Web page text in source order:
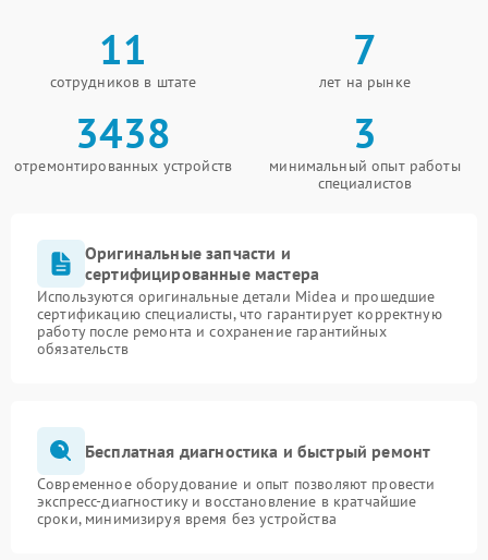
11
сотрудников в штате
7
лет на рынке
3438
отремонтированных устройств
3
минимальный опыт работы
специалистов
Оригинальные запчасти и
сертифицированные мастера
Используются оригинальные детали Midea и прошедшие
сертификацию специалисты, что гарантирует корректную
работу после ремонта и сохранение гарантийных
обязательств
Бесплатная диагностика и быстрый ремонт
Современное оборудование и опыт позволяют провести
экспресс-диагностику и восстановление в кратчайшие
сроки, минимизируя время без устройства